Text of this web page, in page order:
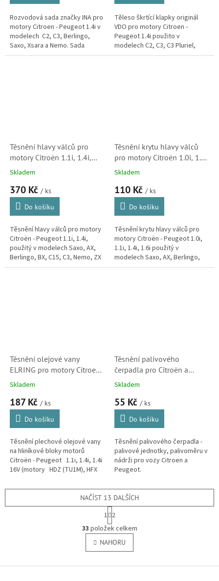
Rozvodová sada značky INA pro
motory Citroen - Peugeot 1.4i v
modelech C2, C3, Berlingo,
Saxo, Xsara a Nemo. Sada
obsahuje ozubený řemen,
Těleso škrtící klapky originál
VDO pro motory Citroen -
Peugeot 1.4i použito v
modelech C2, C3, C3 Pluriel,
Berlingo, Nemo. (Peugeot 1007,
Těsnění hlavy válců pro
motory Citroën 1.1i, 1.4i,
(0209CJ, 0209W6, 0209CK,
Skladem
370 Kč / ks
Do košíku
Těsnění hlavy válců pro motory
Citroën - Peugeot 1.1i, 1.4i,
použitý v modelech Saxo, AX,
Berlingo, BX, C15, C3, Nemo, ZX
a Xsara.
Těsnění krytu hlavy válců
pro motory Citroën 1.0i, 1.1i,
1.4i a 1.6i (713114600,
Skladem
110 Kč / ks
Do košíku
Těsnění krytu hlavy válců pro
motory Citroën - Peugeot 1.0i,
1.1i, 1.4i, 1.6i použitý v
modelech Saxo, AX, Berlingo,
BX, C15, C3, Nemo, ZX a Xsara.
Těsnění olejové vany
ELRING pro motory Citroen
1.1i, 1.4i, 1.4i 16V (984451,
Skladem
187 Kč / ks
Do košíku
Těsnění plechové olejové vany
na hliníkové bloky motorů
Citroën - Peugeot 1.1i, 1.4i, 1.4i
16V (motory HDZ (TU1M), HFX
KFW (TU3JP) KFU (ET3J4))
Těsnění palivového
čerpadla pro Citroën a
Peugeot (153141, 25204)
Skladem
55 Kč / ks
Do košíku
Těsnění palivového čerpadla -
palivové jednotky, palivoměru v
nádrži pro vozy Citroen a
Peugeot.
O
v
l
á
NAČÍST 13 DALŠÍCH
S
t
r
á
n
k
v
1 2
33 položek celkem
NAHORU